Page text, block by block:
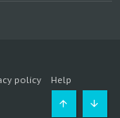
policy
Help
Bovenaan